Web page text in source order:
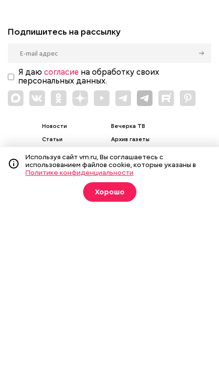
Подпишитесь на рассылку
Я даю согласие на обработку своих
персональных данных.
Новости
Статьи
Фотогалереи
Вечерка ТВ
Архив газеты
Пресса в образовании
Используя сайт vm.ru, Вы соглашаетесь с
использованием файлов cookie, которые указаны в
Политике конфиденциальности
Хорошо